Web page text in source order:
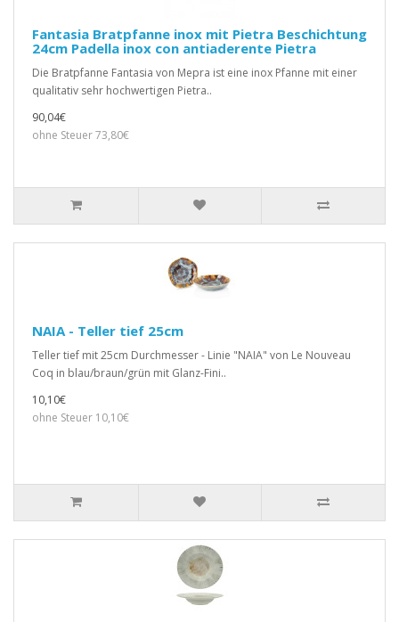
Fantasia Bratpfanne inox mit Pietra Beschichtung
24cm Padella inox con antiaderente Pietra
Die Bratpfanne Fantasia von Mepra ist eine inox Pfanne mit einer
qualitativ sehr hochwertigen Pietra..
90,04€
ohne Steuer 73,80€
NAIA - Teller tief 25cm
Teller tief mit 25cm Durchmesser - Linie "NAIA" von Le Nouveau
Coq in blau/braun/grün mit Glanz-Fini..
10,10€
ohne Steuer 10,10€